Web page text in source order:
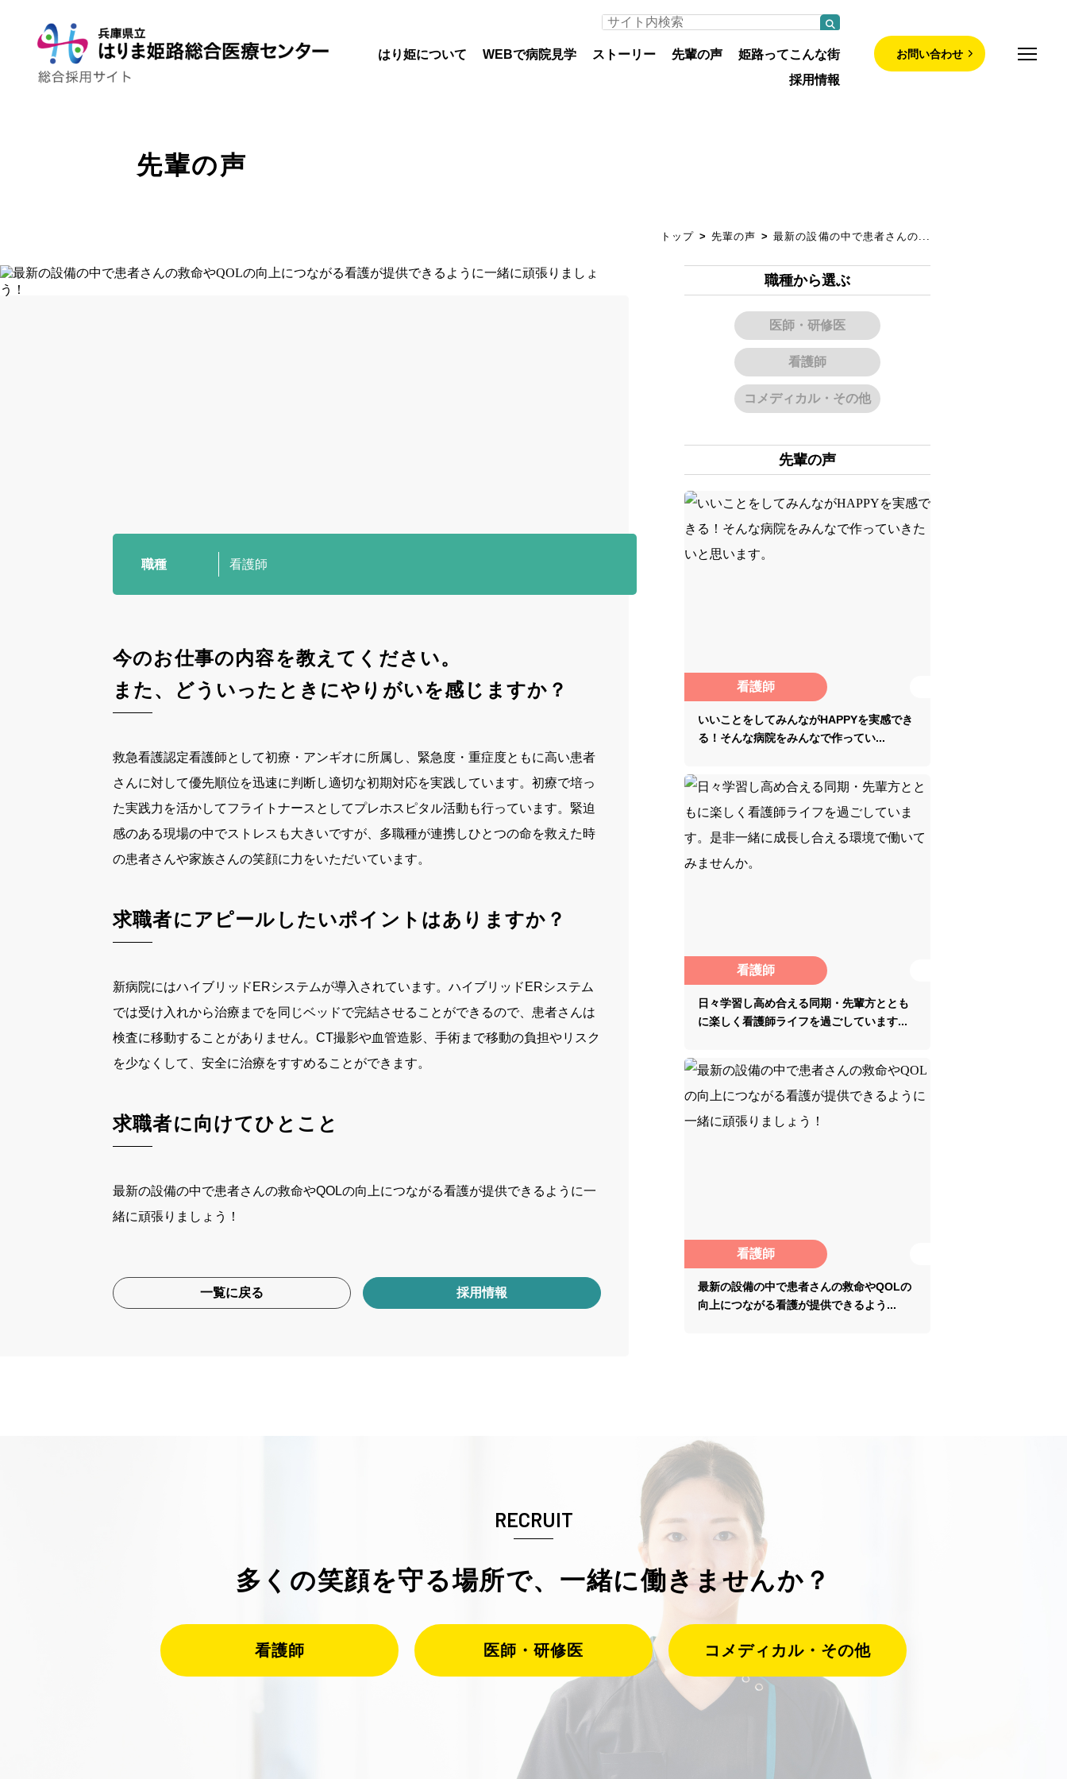
はり姫について WEBで病院見学 ストーリー 先輩の声
姫路ってこんな街
採用情報
お問い合わせ
トップページ
WEBで病院見学
部署紹介
専門・認定看護師
ストーリー
採用情報
病院見学など
スタッフ専用ページ
先輩の声
トップ 先輩の声 最新の設備の中で患者さんの...
職種 看護師
今のお仕事の内容を教えてください。
また、どういったときにやりがいを感じますか？
救急看護認定看護師として初療・アンギオに所属し、緊急度・重症度ともに高い患者
さんに対して優先順位を迅速に判断し適切な初期対応を実践しています。初療で培っ
た実践力を活かしてフライトナースとしてプレホスピタル活動も行っています。緊迫
感のある現場の中でストレスも大きいですが、多職種が連携しひとつの命を救えた時
の患者さんや家族さんの笑顔に力をいただいています。
求職者にアピールしたいポイントはありますか？
新病院にはハイブリッド ERシステムが導入されています。ハイブリッド ERシステム
では受け入れから治療までを同じベッドで完結させることができるので、患者さんは
検査に移動することがありません。 CT撮影や血管造影、手術まで移動の負担やリスク
を少なくして、安全に治療をすすめることができます。
求職者に向けてひとこと
最新の設備の中で患者さんの救命やQOLの向上につながる看護が提供できるように一
緒に頑張りましょう！
一覧に戻る 採用情報
職種から選ぶ
医師・研修医
看護師
コメディカル・その他
先輩の声
看護師
いいことをしてみんながHAPPYを実感でき
る！そんな病院をみんなで作ってい...
看護師
日々学習し高め合える同期・先輩方ととも
に楽しく看護師ライフを過ごしています...
看護師
最新の設備の中で患者さんの救命やQOLの
向上につながる看護が提供できるよう...
RECRUIT
多くの笑顔を守る場所で、 一緒に働きませんか？
看護師 医師・研修医 コメディカル・その他